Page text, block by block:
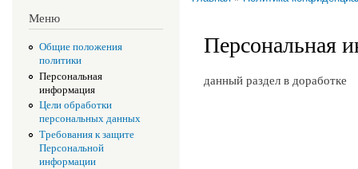
Меню
Общие положения
политики
Персональная
информация
Цели обработки
персональных данных
Требования к защите
Персональной
информации
Персональная
данный раздел в доработке